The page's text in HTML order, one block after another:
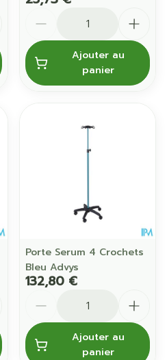
Ajouter au
panier
Porte Serum 4 Crochets
Bleu Advys
132,80 €
Ajouter au
panier